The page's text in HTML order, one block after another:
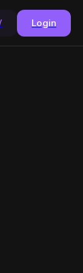
Login